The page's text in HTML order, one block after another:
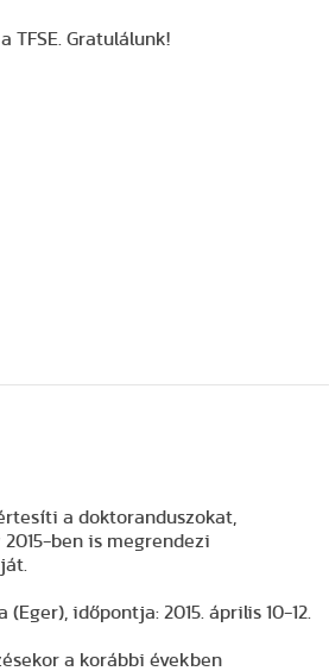
TFSE. Gratulálunk!
A konferencia helyszíne: Eszterházy Károly Főiskola (Eger), időpontja: 2015. április 10-12.